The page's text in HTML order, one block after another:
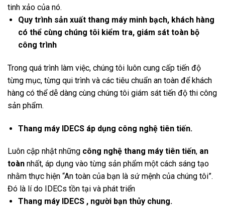
tinh xảo của nó.
Quy trình sản xuất thang máy minh bạch, khách hàng
có thể cùng chúng tôi kiểm tra, giám sát toàn bộ
công trình
Trong quá trình làm việc, chúng tôi luôn cung cấp tiến độ
từng mục, từng qui trình và các tiêu chuẩn an toàn để khách
hàng có thể dễ dàng cùng chúng tôi giám sát tiến độ thi công
sản phẩm.
Thang máy IDECS áp dụng công nghệ tiên tiến.
Luôn cập nhật những công nghệ thang máy tiên tiến, an
toàn nhất, áp dụng vào từng sản phẩm một cách sáng tạo
nhằm thực hiện “An toàn của bạn là sứ mệnh của chúng tôi”.
Đó là lí do IDECs tồn tại và phát triển
Thang máy IDECS , người bạn thủy chung.